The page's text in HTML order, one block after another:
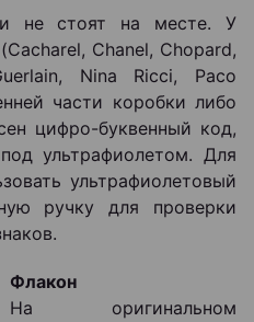
не стоят на месте. У
Chanel, Chopard,
Nina Ricci, Paco
части коробки либо
цифро-буквенный код,
ультрафиолетом. Для
ультрафиолетовый
ручку для проверки
Флакон
На оригинальном